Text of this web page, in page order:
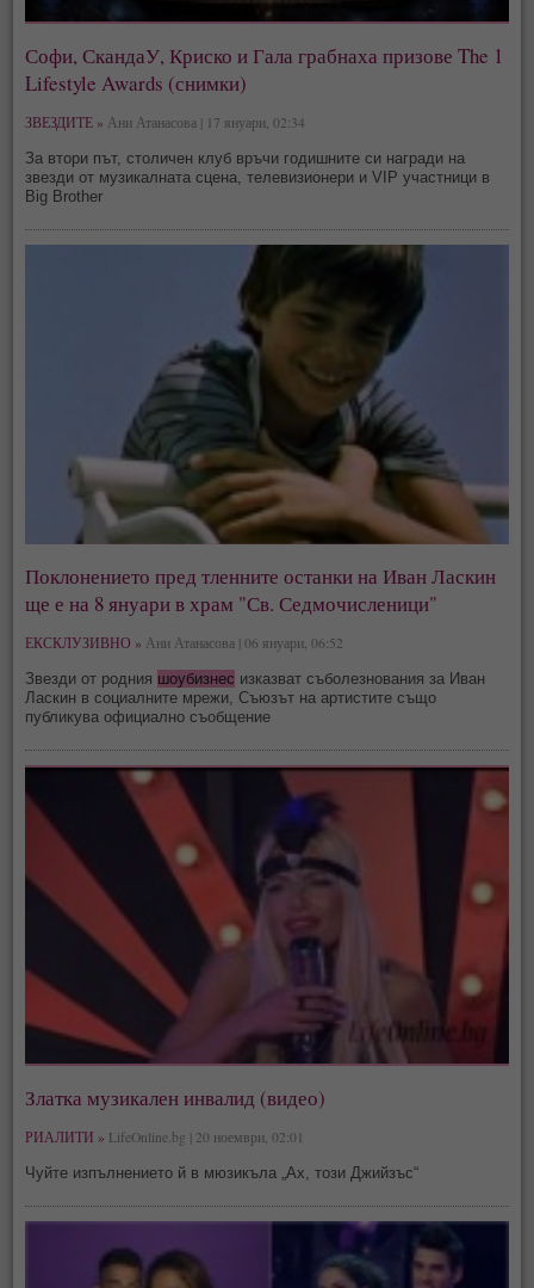
Софи, СкандаУ, Криско и Гала грабнаха призове The 1
Lifestyle Awards (снимки)
ЗВЕЗДИТЕ » Ани Атанасова | 17 януари, 02:34
За втори път, столичен клуб връчи годишните си награди на
звезди от музикалната сцена, телевизионери и VIP участници в
Big Brother
Поклонението пред тленните останки на Иван Ласкин
ще е на 8 януари в храм "Св. Седмочисленици"
ЕКСКЛУЗИВНО » Ани Атанасова | 06 януари, 06:52
Звезди от родния шоубизнес изказват съболезнования за Иван
Ласкин в социалните мрежи, Съюзът на артистите също
публикува официално съобщение
Златка музикален инвалид (видео)
РИАЛИТИ » LifeOnline.bg | 20 ноември, 02:01
Чуйте изпълнението й в мюзикъла „Ах, този Джийзъс“